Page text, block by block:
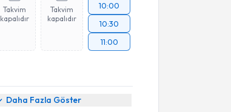
Takvim
kapalıdır
Takvim
kapalıdır
10:00
10:30
11:00
Daha Fazla Göster